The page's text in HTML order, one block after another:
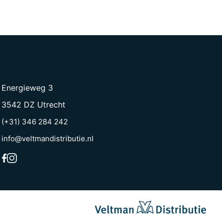
Energieweg 3
3542 DZ Utrecht
(+31) 346 284 242
info@veltmandistributie.nl